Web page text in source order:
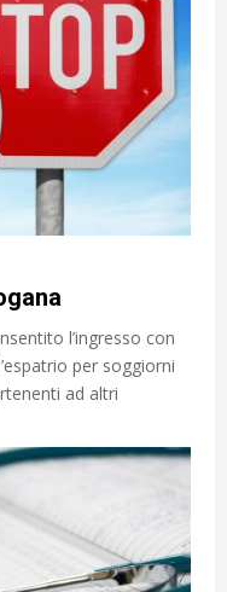
l’ingresso con
per soggiorni
ad altri